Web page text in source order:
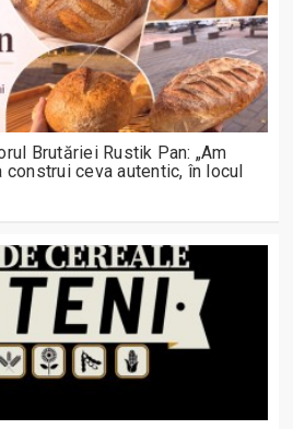
Brutăriei Rustik Pan: „Am
ceva autentic, în locul